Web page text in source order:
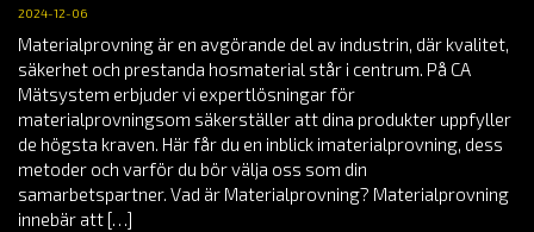
2024-12-06
Materialprovning är en avgörande del av industrin, där kvalitet,
säkerhet och prestanda hosmaterial står i centrum. På CA
Mätsystem erbjuder vi expertlösningar för
materialprovningsom säkerställer att dina produkter uppfyller
de högsta kraven. Här får du en inblick imaterialprovning, dess
metoder och varför du bör välja oss som din
samarbetspartner. Vad är Materialprovning? Materialprovning
innebär att […]